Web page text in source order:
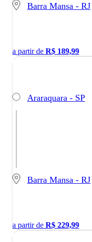
Barra Mansa - RJ
a partir de R$ 189,99
Araraquara - SP
Barra Mansa - RJ
a partir de R$ 229,99